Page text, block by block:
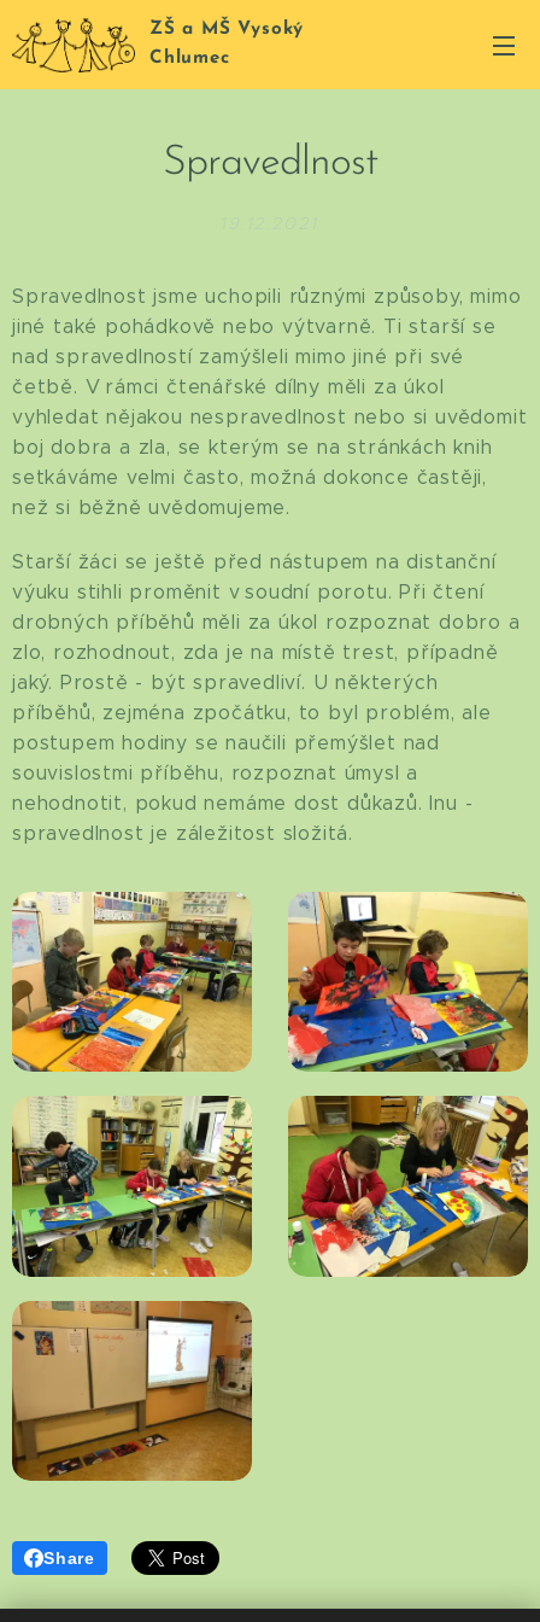
ZŠ a MŠ Vysoký
Chlumec
Spravedlnost
Spravedlnost jsme uchopili různými způsoby, mimo
jiné také pohádkově nebo výtvarně. Ti starší se
nad spravedlností zamýšleli mimo jiné při své
četbě. V rámci čtenářské dílny měli za úkol
vyhledat nějakou nespravedlnost nebo si uvědomit
boj dobra a zla, se kterým se na stránkách knih
setkáváme velmi často, možná dokonce častěji,
než si běžně uvědomujeme.
Starší žáci se ještě před nástupem na distanční
výuku stihli proměnit v soudní porotu. Při čtení
drobných příběhů měli za úkol rozpoznat dobro a
zlo, rozhodnout, zda je na místě trest, případně
jaký. Prostě - být spravedliví. U některých
příběhů, zejména zpočátku, to byl problém, ale
postupem hodiny se naučili přemýšlet nad
souvislostmi příběhu, rozpoznat úmysl a
nehodnotit, pokud nemáme dost důkazů. Inu -
spravedlnost je záležitost složitá.
Share